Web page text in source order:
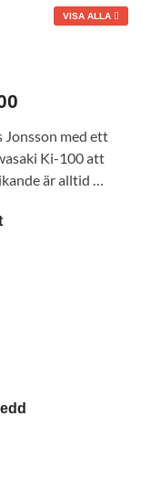
VISA ALLA
Jonsson med ett
Ki-100 att
är alltid …